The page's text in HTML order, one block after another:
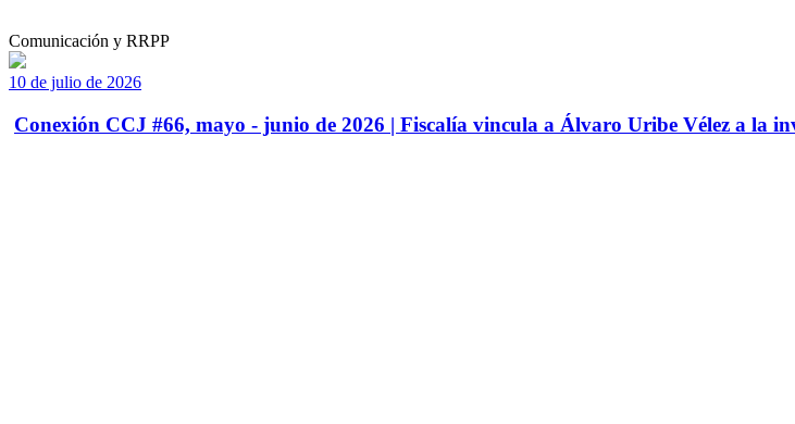
Comunicación y RRPP
10 de julio de 2026
Conexión CCJ #66, mayo - junio de 2026 | Fiscalía vincula a Álvaro Uribe Vélez a la